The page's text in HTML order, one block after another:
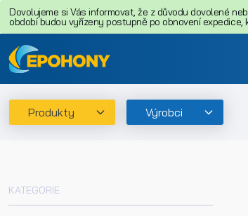
Dovolujeme si Vás informovat, že z důvodu dovolené
období budou vyřízeny postupně po obnovení expedice,
Produkty Výrobci
KATEGORIE